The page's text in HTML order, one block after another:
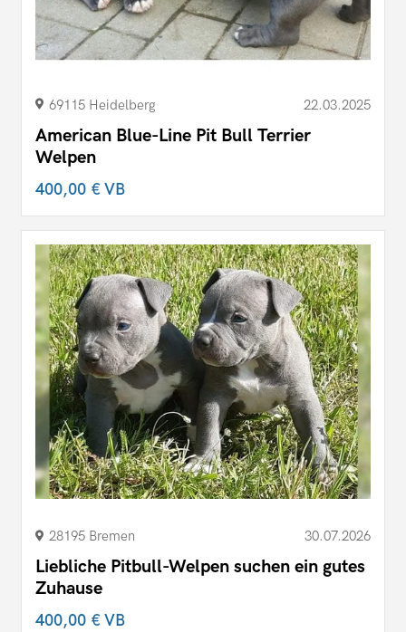
69115 Heidelberg 22.03.2025
American Blue-Line Pit Bull Terrier
Welpen
400,00 €VB
28195 Bremen 30.07.2026
Liebliche Pitbull-Welpen suchen ein gutes
Zuhause
400,00 €VB